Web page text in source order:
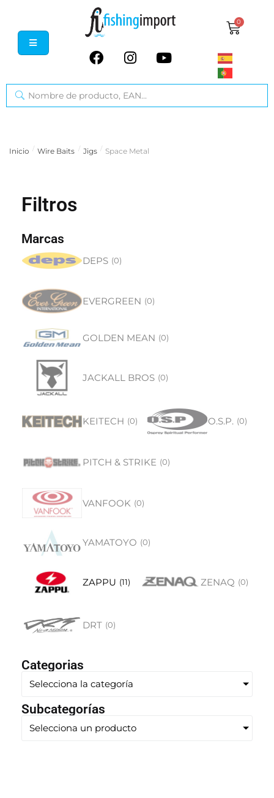
0
Inicio / Wire Baits / Jigs / Space Metal
Filtros
Marcas
DEPS (0)
EVERGREEN (0)
GOLDEN MEAN (0)
JACKALL BROS (0)
KEITECH (0) O.S.P. (0)
PITCH & STRIKE (0)
VANFOOK (0)
YAMATOYO (0)
ZAPPU (11) ZENAQ (0)
DRT (0)
Categorias
Selecciona la categoría
Subcategorías
Selecciona un producto